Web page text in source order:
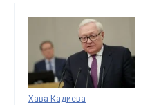
Хава Кадиева